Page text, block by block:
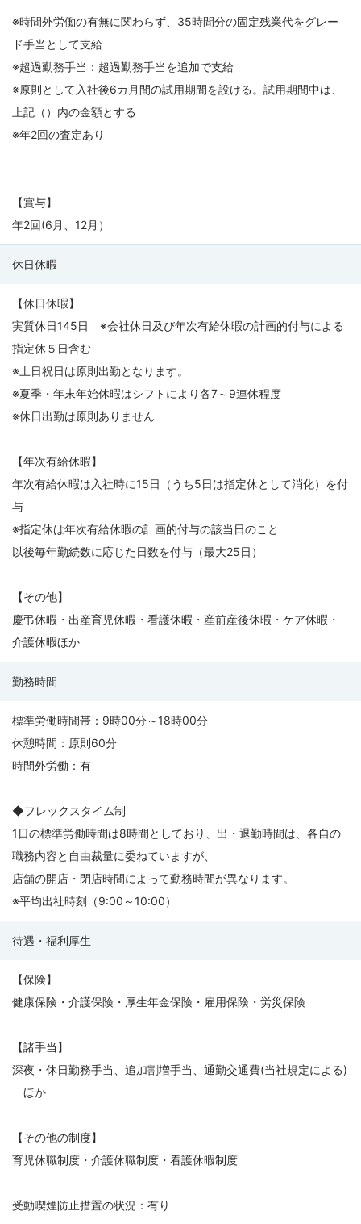
※時間外労働の有無に関わらず、35時間分の固定残業代をグレー
ド手当として支給
※超過勤務手当：超過勤務手当を追加で支給
※原則として入社後6カ月間の試用期間を設ける。試用期間中は、
上記（）内の金額とする
※年2回の査定あり
【賞与】
年2回(6月、12月）
休日休暇
【休日休暇】
実質休日145日 ※会社休日及び年次有給休暇の計画的付与による
指定休５日含む
※土日祝日は原則出勤となります。
※夏季・年末年始休暇はシフトにより各7～9連休程度
※休日出勤は原則ありません
【年次有給休暇】
年次有給休暇は入社時に15日（うち5日は指定休として消化）を付
与
※指定休は年次有給休暇の計画的付与の該当日のこと
以後毎年勤続数に応じた日数を付与（最大25日）
【その他】
慶弔休暇・出産育児休暇・看護休暇・産前産後休暇・ケア休暇・
介護休暇ほか
勤務時間
標準労働時間帯：9時00分～18時00分
休憩時間：原則60分
時間外労働：有
◆フレックスタイム制
1日の標準労働時間は8時間としており、出・退勤時間は、各自の
職務内容と自由裁量に委ねていますが、
店舗の開店・閉店時間によって勤務時間が異なります。
※平均出社時刻（9:00～10:00）
待遇・福利厚生
【保険】
健康保険・介護保険・厚生年金保険・雇用保険・労災保険
【諸手当】
深夜・休日勤務手当、追加割増手当、通勤交通費(当社規定による)
ほか
【その他の制度】
育児休職制度・介護休職制度・看護休暇制度
受動喫煙防止措置の状況：有り